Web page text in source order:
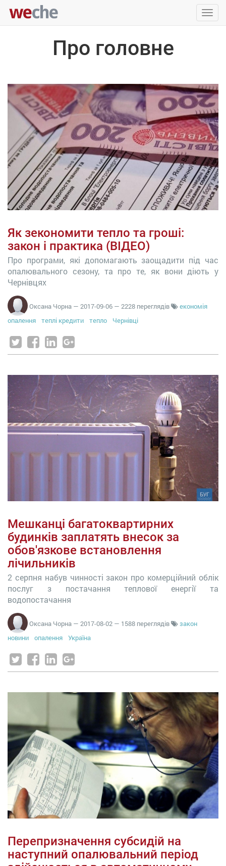
Про головне
Як зекономити тепло та гроші:
закон і практика (ВІДЕО)
Про програми, які допомагають заощадити під час
опалювального сезону, та про те, як вони діють у
Чернівцях
Оксана Чорна — 2017-09-06 — 2228 переглядів
економія
опалення
теплі кредити тепло Чернівці
Мешканці багатоквартирних
будинків заплатять внесок за
обов'язкове встановлення
лічильників
2 серпня набув чинності закон про комерційний облік
послуг з постачання теплової енергії та
водопостачання
Оксана Чорна — 2017-08-02 — 1588 переглядів
закон
новини
опалення Україна
Перепризначення субсидій на
наступний опалювальний період